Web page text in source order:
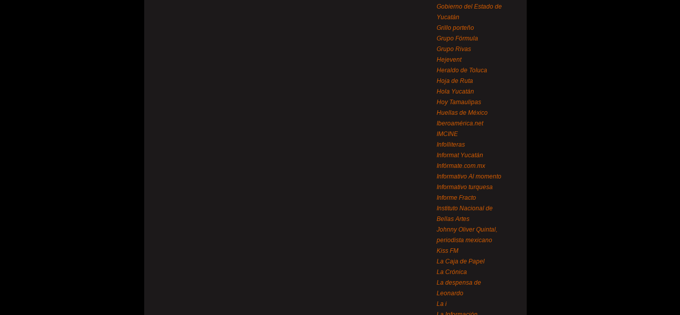
Gobierno del Estado de
Yucatán
Grillo porteño
Grupo Fórmula
Grupo Rivas
Hejevent
Heraldo de Toluca
Hoja de Ruta
Hola Yucatán
Hoy Tamaulipas
Huellas de México
Iberoamérica.net
IMCINE
Infolliteras
Informat Yucatán
Infórmate.com.mx
Informativo Al momento
Informativo turquesa
Informe Fracto
Instituto Nacional de
Bellas Artes
Johnny Oliver Quintal,
periodista mexicano
Kiss FM
La Caja de Papel
La Crónica
La despensa de
Leonardo
La i